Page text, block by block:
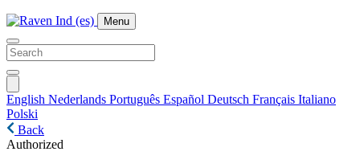
Menu
English Nederlands Português Español Deutsch Français Italiano
Polski
Back
Authorized